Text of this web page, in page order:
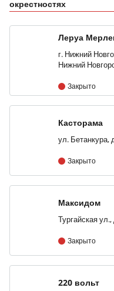
окрестностях
Леруа
г. Нижний
Нижний
Закрыто
Касторама
Закрыто
Максидом
Закрыто
220 вольт